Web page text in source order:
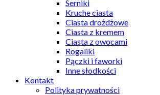
Serniki
Kruche ciasta
Ciasta drożdżowe
Ciasta z kremem
Ciasta z owocami
Rogaliki
Pączki i faworki
Inne słodkości
Kontakt
Polityka prywatności